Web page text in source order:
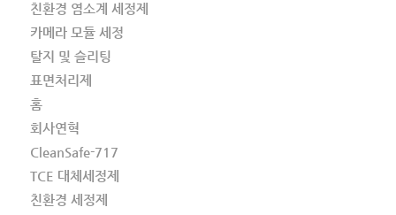
친환경 염소계 세정제
카메라 모듈 세정
탈지 및 슬리팅
표면처리제
홈
회사연혁
CleanSafe-717
TCE 대체세정제
친환경 세정제